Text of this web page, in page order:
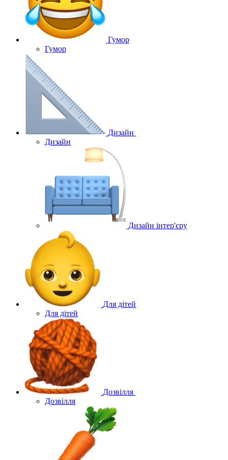
Гумор
Гумор
Дизайн
Дизайн
Дизайн інтер'єру
Для дітей
Для дітей
Дозвілля
Дозвілля